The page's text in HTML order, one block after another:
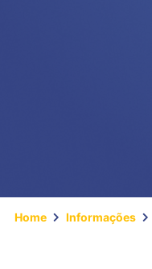
Home Informações